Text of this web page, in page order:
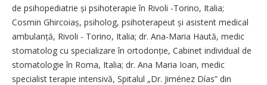
de psihopediatrie și psihoterapie în Rivoli -Torino, Italia;
Cosmin Ghircoiaș, psiholog, psihoterapeut și asistent medical
ambulanță, Rivoli - Torino, Italia; dr. Ana-Maria Haută, medic
sto­matolog cu specializare în orto­donție, Cabinet individual de
stomatologie în Roma, Italia; dr. Ana Maria Ioan, medic
specialist terapie intensivă, Spitalul „Dr. Jiménez Días” din